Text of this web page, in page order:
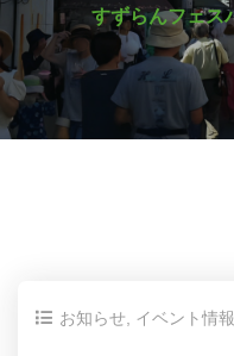
すずらんフェ
お知らせ イベント情報